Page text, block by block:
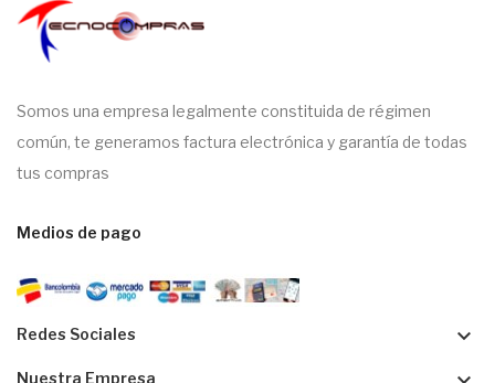
Somos una empresa legalmente constituida de régimen
común, te generamos factura electrónica y garantía de todas
tus compras
Medios de pago
Redes Sociales keyboard_arrow_down
Nuestra Empresa